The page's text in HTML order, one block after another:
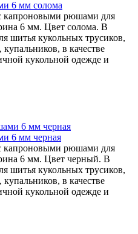
6 мм солома
капроновыми рюшами для
6 мм. Цвет солома. В
шитья кукольных трусиков,
в качестве
кукольной одежде и
6 мм черная
капроновыми рюшами для
6 мм. Цвет черный. В
шитья кукольных трусиков,
в качестве
кукольной одежде и